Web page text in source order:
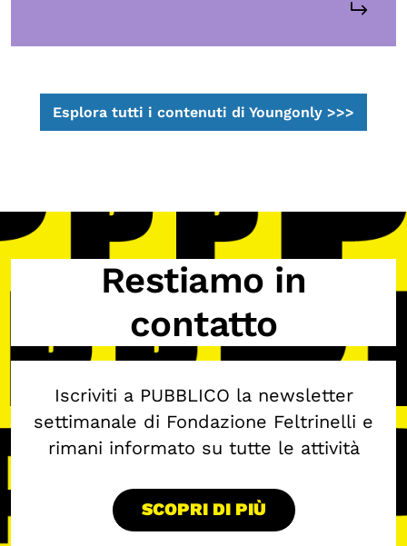
Esplora tutti i contenuti di Youngonly >>>
Restiamo in
contatto
Iscriviti a PUBBLICO la newsletter
settimanale di Fondazione Feltrinelli e
rimani informato su tutte le attività
SCOPRI DI PIÙ